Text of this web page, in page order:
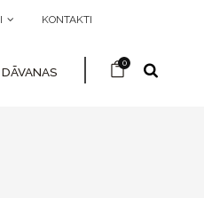
KONTAKTI
DĀVANAS
0